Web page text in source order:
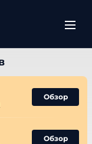
Обзор
Обзор